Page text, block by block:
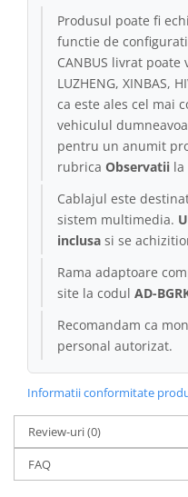
Conectică Kia
Conectică Hyundai
Conectică Mitsubishi
Lumini ambientale
Produsul poate fi
functie de
CANBUS livrat poate
LUZHENG, XINBAS,
ca este ales cel mai
vehiculul
pentru un anumit
rubrica Observatii la
Cablajul este
sistem multimedia.
inclusa si se
Rama adaptoare
site la codul AD-
Recomandam ca
personal autorizat.
Informatii conformitate
Review-uri(0)
FAQ